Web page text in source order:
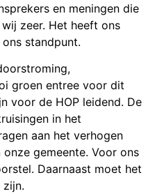
en meningen die
zeer. Het heeft ons
standpunt.
groen entree voor dit
voor de HOP leidend. De
in het
aan het verhogen
gemeente. Voor ons
Daarnaast moet het